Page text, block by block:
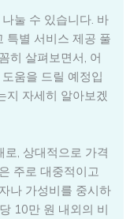
눌 수 있습니다. 바
특별 서비스 제공 풀
히 살펴보면서, 어
움을 드릴 예정입
지 자세히 알아보겠
, 상대적으로 가격
주로 대중적이고
나 가성비를 중시하
10만 원 내외의 비